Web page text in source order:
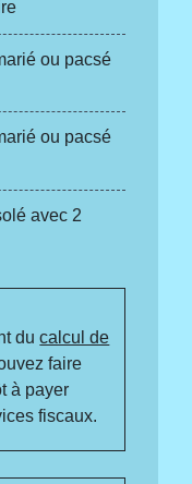
ou pacsé
ou pacsé
avec 2
ducalcul de
faire
à payer
fiscaux.